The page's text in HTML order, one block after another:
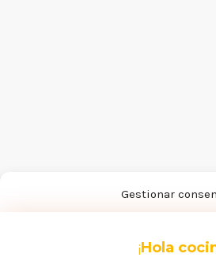
Gestionar
para almacenar y/o acceder a la
de estas tecnologías nos permitirá
¡Hola